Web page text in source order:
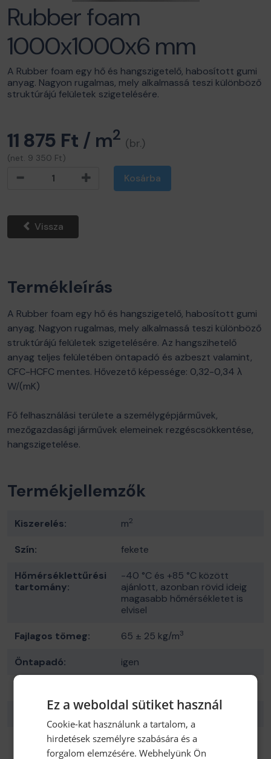
Rubber foam
1000x1000x6 mm
A Rubber foam egy hő és hangszigetelő, habosított gumi
anyag. Nagyon rugalmas, mely alkalmassá teszi különböző
struktúrájú felületek szigetelésére.
11 875 Ft / m2 (br.)
(net. 9 350 Ft)
Kosárba
Vissza
Termékleírás
A Rubber foam egy hő és hangszigetelő, habosított gumi
anyag. Nagyon rugalmas, mely alkalmassá teszi különböző
struktúrájú felületek szigetelésére. Az hangszihetelő
anyag teljes felületében öntapadó és azbeszt valamint,
CFC-HCFC mentes. Hővezető képessége: 0,32-0,34 λ
W/(mK)
Fő felhasználási területe a személygépjárművek,
mezőgazdasági járművek elemeinek rezgéscsökkentése,
hangszigetelése.
Termékjellemzők
Kiszerelés: m2
Szín: fekete
Hőmérséklettűrési
tartomány:
-40 °C és +85 °C között
ajánlott, azonban rövid ideig
magasabb hőmérsékletet is
elvisel
Fajlagos tömeg: 65 ± 25 kg/m3
Öntapadó: igen
Vastagság: 6 mm
Felhasználási
lehetőség:
Személyautók, kisbuszok,
gépipar, légtechnika
Ez a weboldal sütiket használ
Cookie-kat használunk a tartalom, a
hirdetések személyre szabására és a
forgalom elemzésére. Webhelyünk Ön